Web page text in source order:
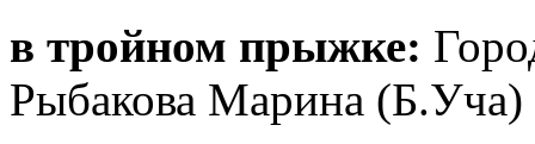
в тройном прыжке:
Рыбакова Марина (Б.Уча)